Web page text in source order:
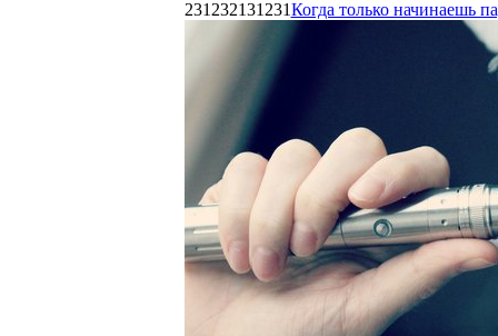
231232131231Когда только начинаешь